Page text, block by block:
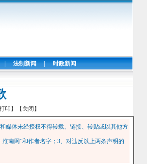
| 法制新闻 | 时政新闻
印】 【关闭】
媒体未经授权不得转载、链接、转贴或以其他方
南网”和作者名字；3、对违反以上两条声明的